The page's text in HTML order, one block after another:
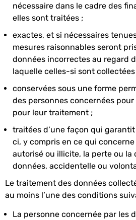
nécessaire dans le cadre des
elles sont traitées ;
exactes, et si nécessaires
mesures raisonnables seront
données incorrectes au regard
laquelle celles-si sont collectées
conservées sous une forme
des personnes concernées
pour leur traitement ;
traitées d’une façon qui
ci, y compris en ce qui
autorisé ou illicite, la perte ou la
données, accidentelle ou
Le traitement des données
au moins l’une des conditions
La personne concernée par les